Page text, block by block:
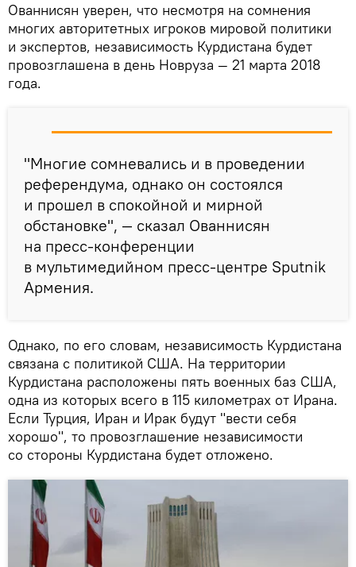
Ованнисян уверен, что несмотря на сомнения
многих авторитетных игроков мировой политики
и экспертов, независимость Курдистана будет
провозглашена в день Новруза — 21 марта 2018
года.
"Многие сомневались и в проведении
референдума, однако он состоялся
и прошел в спокойной и мирной
обстановке", — сказал Ованнисян
на пресс-конференции
в мультимедийном пресс-центре Sputnik
Армения.
Однако, по его словам, независимость Курдистана
связана с политикой США. На территории
Курдистана расположены пять военных баз США,
одна из которых всего в 115 километрах от Ирана.
Если Турция, Иран и Ирак будут "вести себя
хорошо", то провозглашение независимости
со стороны Курдистана будет отложено.